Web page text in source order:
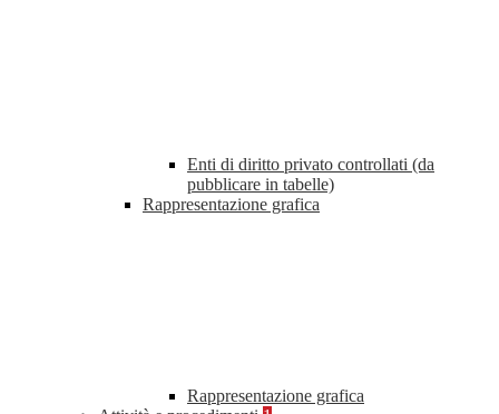
Enti di diritto privato controllati (da
pubblicare in tabelle)
Rappresentazione grafica
Rappresentazione grafica